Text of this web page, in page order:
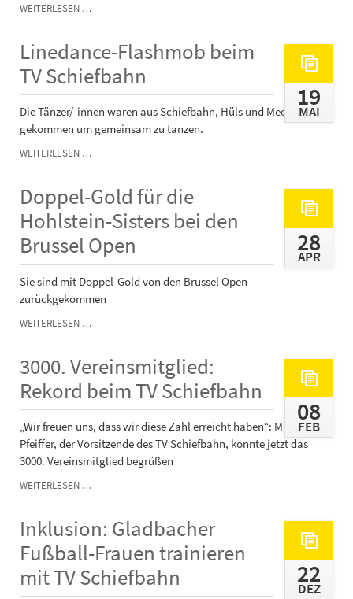
WEITERLESEN …NEUE
GYMNASTIKHALLE
MV
2025
Linedance-Flashmob beim
TV Schiefbahn
19
MAI
Die Tänzer/-innen waren aus Schiefbahn, Hüls und Meerbusch
gekommen um gemeinsam zu tanzen.
WEITERLESEN …LINEDANCE-
TV
SCHIEFBAHN
Doppel-Gold für die
Hohlstein-Sisters bei den
Brussel Open
28
APR
Sie sind mit Doppel-Gold von den Brussel Open
zurückgekommen
WEITERLESEN …DOPPEL-
DIE
HOHLSTEIN-
SISTERS
BEI
DEN
BRUSSEL
OPEN
3000. Vereinsmitglied:
Rekord beim TV Schiefbahn
08
FEB
„Wir freuen uns, dass wir diese Zahl erreicht haben“: Michael
Pfeiffer, der Vorsitzende des TV Schiefbahn, konnte jetzt das
3000. Vereinsmitglied begrüßen
WEITERLESEN …3000.
BEIM
TV
SCHIEFBAHN
Inklusion: Gladbacher
Fußball-Frauen trainieren
mit TV Schiefbahn
22
DEZ